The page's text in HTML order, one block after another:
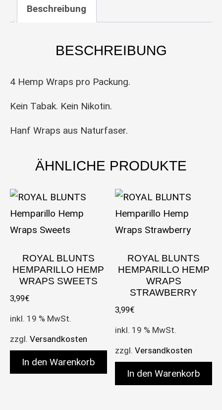
Beschreibung
BESCHREIBUNG
4 Hemp Wraps pro Packung.
Kein Tabak. Kein Nikotin.
Hanf Wraps aus Naturfaser.
ÄHNLICHE PRODUKTE
ROYAL BLUNTS
HEMPARILLO HEMP
WRAPS SWEETS
3,99€
inkl. 19 % MwSt.
zzgl. Versandkosten
In den Warenkorb
ROYAL BLUNTS
HEMPARILLO HEMP
WRAPS
STRAWBERRY
3,99€
inkl. 19 % MwSt.
zzgl.Versandkosten
In den Warenkorb